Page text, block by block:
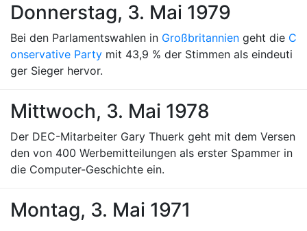
Donnerstag, 3. Mai 1979
Bei den Parlamentswahlen in Großbritannien geht die C
onservative Party mit 43,9 % der Stimmen als eindeuti
ger Sieger hervor.
Mittwoch, 3. Mai 1978
Der DEC-Mitarbeiter Gary Thuerk geht mit dem Versen
den von 400 Werbemitteilungen als erster Spammer in
die Computer-Geschichte ein.
Montag, 3. Mai 1971